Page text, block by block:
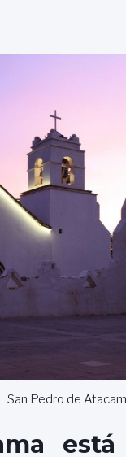
San Pedro de